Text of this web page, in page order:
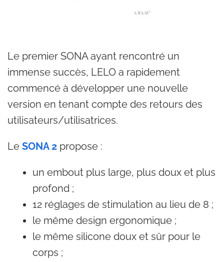
Le premier SONA ayant rencontré un
immense succès, LELO a rapidement
commencé à développer une nouvelle
version en tenant compte des retours des
utilisateurs/utilisatrices.
Le SONA 2 propose :
un embout plus large, plus doux et plus
profond ;
12 réglages de stimulation au lieu de 8 ;
le même design ergonomique ;
le même silicone doux et sûr pour le
corps ;